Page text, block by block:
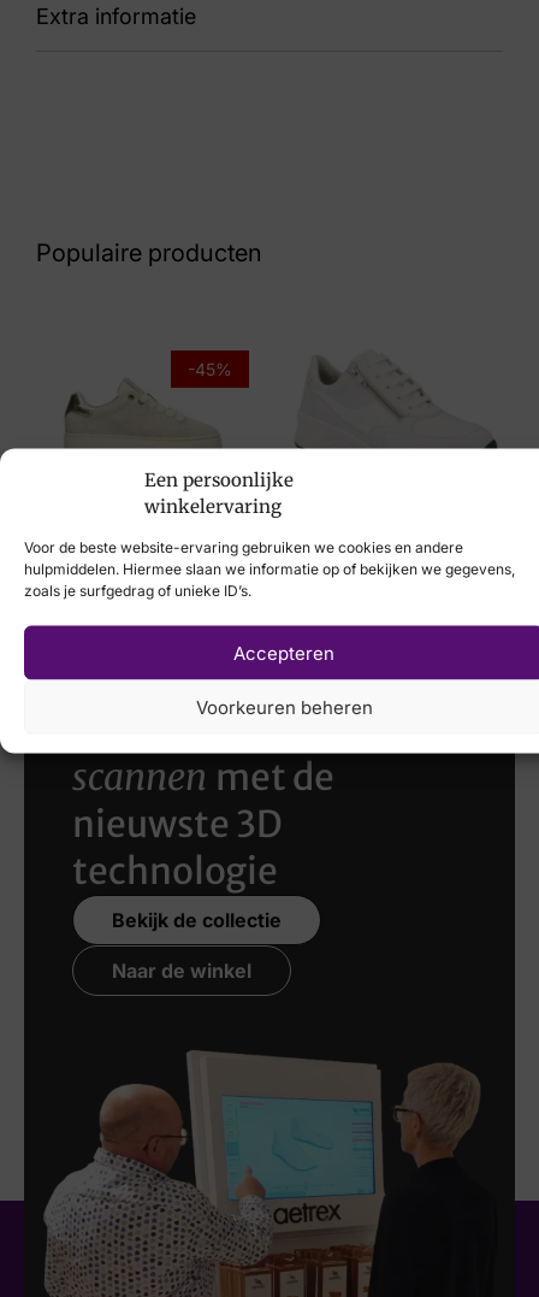
Een persoonlijke
winkelervaring
Voor de beste website-ervaring gebruiken we cookies en andere
hulpmiddelen. Hiermee slaan we informatie op of bekijken we gegevens,
zoals je surfgedrag of unieke ID’s.
Accepteren
Voorkeuren beheren
86
Extra informatie
Remonte
D8694-00
Populaire producten
-45%
Post Xchange
€214,95
Laat uw voeten
scannen met de
nieuwste 3D
technologie
Bekijk de collectie
Naar de winkel